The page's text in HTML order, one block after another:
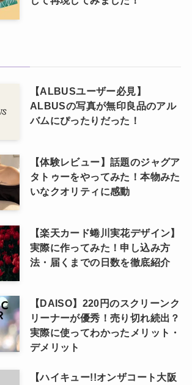
【ALBUSユーザー必見】
ALBUSの写真が無印良品のアル
バムにぴったりだった！
【体験レビュー】話題のジャグア
タトゥーをやってみた！本物みた
いなクオリティに感動
【楽天カード蜷川実花デザイン】
実際に作ってみた！申し込み方
法・届くまでの日数を徹底紹介
【DAISO】220円のスクリーンク
リーナーが優秀！売り切れ続出？
実際に使ってわかったメリット・
デメリット
【ハイキュー!!オンザコート大阪